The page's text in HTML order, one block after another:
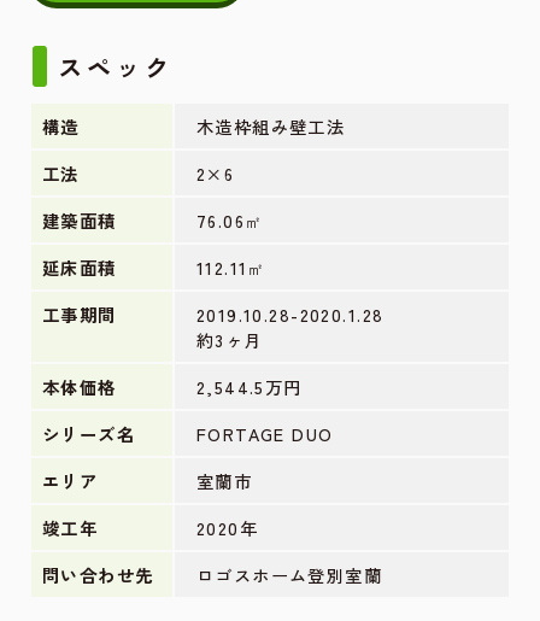
スペック
構造
木造枠組み壁工法
工法
2×6
建築面積
76.06㎡
延床面積
112.11㎡
工事期間
2019.10.28-2020.1.28
約3ヶ月
本体価格
2,544.5万円
シリーズ名
FORTAGE DUO
エリア
室蘭市
竣工年
2020年
問い合わせ先
ロゴスホーム登別室蘭